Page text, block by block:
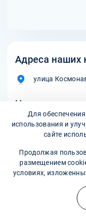
Адреса наших
улица
Наши контакты
8 800 302-36-47
Для
использования и
сайте
Продолжая
размещением
условиях,